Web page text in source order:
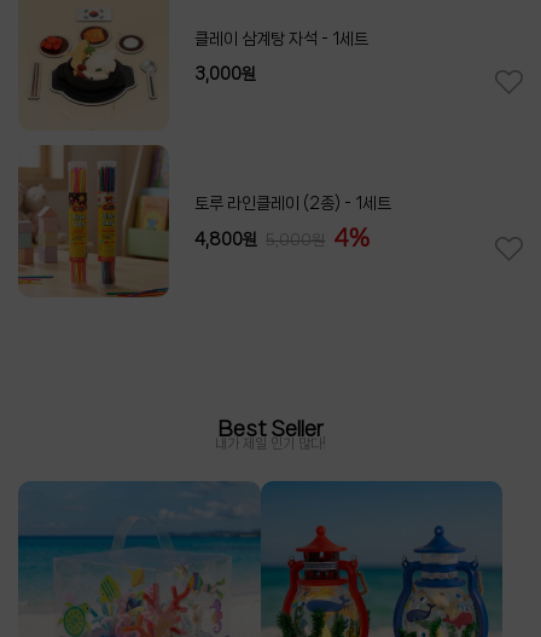
Comming Soon]리본레이스 파스텔 그라데이션
2,380원
Comming Soon]리본레이스 무지개 그라데이션
- 1롤
3,360원 3,700원 9%
Best Seller
내가 제일 인기 많다!